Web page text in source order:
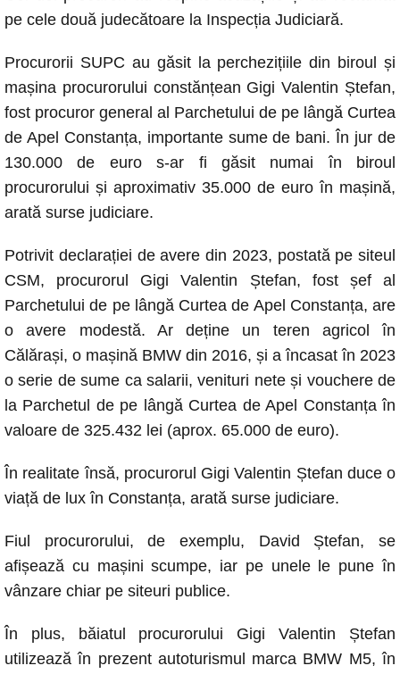
pe cele două judecătoare la Inspecția Judiciară.
Procurorii SUPC au găsit la perchezițiile din biroul și
mașina procurorului constănțean Gigi Valentin Ștefan,
fost procuror general al Parchetului de pe lângă Curtea
de Apel Constanța, importante sume de bani. În jur de
130.000 de euro s-ar fi găsit numai în biroul
procurorului și aproximativ 35.000 de euro în mașină,
arată surse judiciare.
Potrivit declarației de avere din 2023, postată pe siteul
CSM, procurorul Gigi Valentin Ștefan, fost șef al
Parchetului de pe lângă Curtea de Apel Constanța, are
o avere modestă. Ar deține un teren agricol în
Călărași, o mașină BMW din 2016, și a încasat în 2023
o serie de sume ca salarii, venituri nete și vouchere de
la Parchetul de pe lângă Curtea de Apel Constanța în
valoare de 325.432 lei (aprox. 65.000 de euro).
În realitate însă, procurorul Gigi Valentin Ștefan duce o
viață de lux în Constanța, arată surse judiciare.
Fiul procurorului, de exemplu, David Ștefan, se
afișează cu mașini scumpe, iar pe unele le pune în
vânzare chiar pe siteuri publice.
În plus, băiatul procurorului Gigi Valentin Ștefan
utilizează în prezent autoturismul marca BMW M5, în